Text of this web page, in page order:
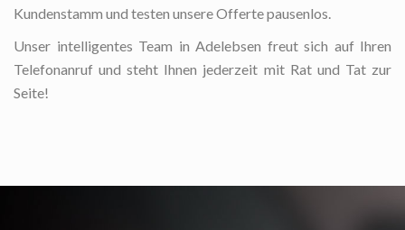
Kundenstamm und testen unsere Offerte pausenlos.
Unser intelligentes Team in Adelebsen freut sich auf Ihren
Telefonanruf und steht Ihnen jederzeit mit Rat und Tat zur
Seite!